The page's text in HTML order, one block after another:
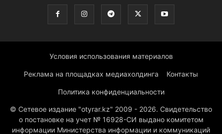
Условия использования материалов
Реклама на площадках медиахолдинга Контакты
Политика конфиденциальности
© Сетевое издание "otyrar.kz" 2009 - 2026. Свидетельство
о постановке на учет № 16928-СИ выдано комитетом
информации Министерства информации и коммуникаций